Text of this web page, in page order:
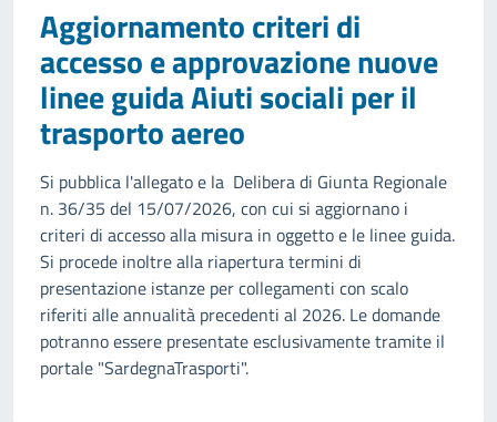
Aggiornamento criteri di
accesso e approvazione nuove
linee guida Aiuti sociali per il
trasporto aereo
Si pubblica l'allegato e la Delibera di Giunta Regionale
n. 36/35 del 15/07/2026, con cui si aggiornano i
criteri di accesso alla misura in oggetto e le linee guida.
Si procede inoltre alla riapertura termini di
presentazione istanze per collegamenti con scalo
riferiti alle annualità precedenti al 2026. Le domande
potranno essere presentate esclusivamente tramite il
portale "SardegnaTrasporti".